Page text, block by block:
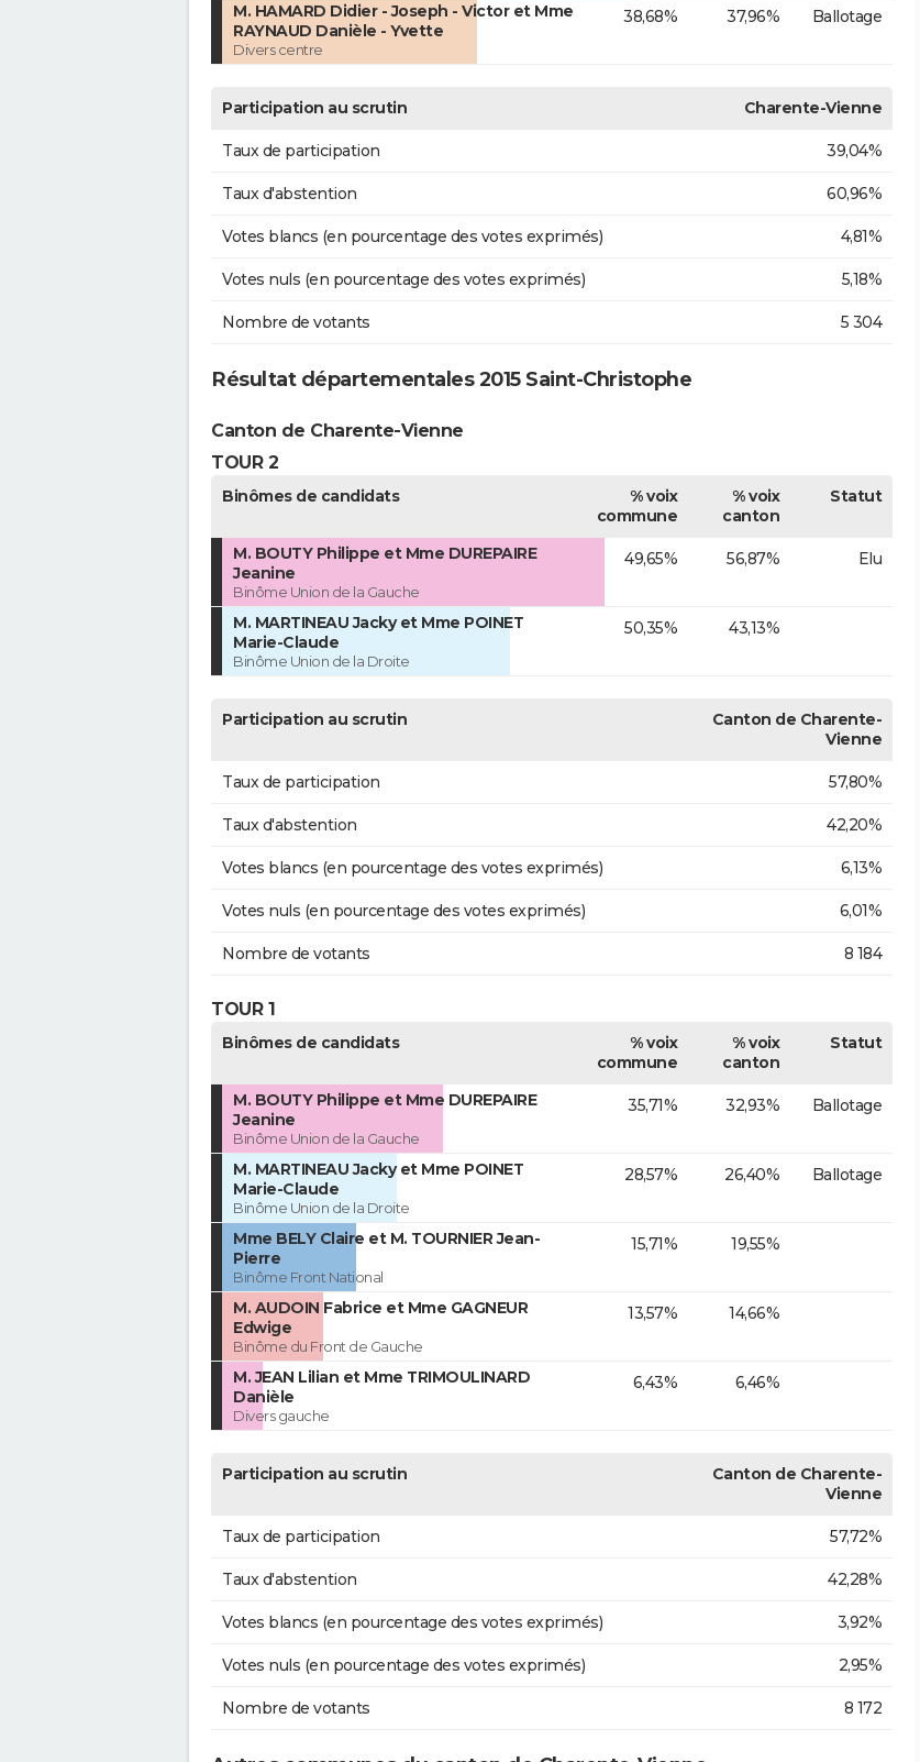
M. HAMARD Didier - Joseph - Victor et Mme
RAYNAUD Danièle - Yvette
Divers centre
38,68% 37,96% Ballotage
Participation au scrutin Charente-Vienne
Taux de participation 39,04%
Taux d'abstention 60,96%
Votes blancs (en pourcentage des votes exprimés) 4,81%
Votes nuls (en pourcentage des votes exprimés) 5,18%
Nombre de votants 5 304
Résultat départementales 2015 Saint-Christophe
Canton de Charente-Vienne
TOUR 2
Binômes de candidats
% voix
commune
% voix
canton
Statut
M. BOUTY Philippe et Mme DUREPAIRE
Jeanine
Binôme Union de la Gauche
49,65% 56,87% Elu
M. MARTINEAU Jacky et Mme POINET
Marie-Claude
Binôme Union de la Droite
50,35% 43,13%
Participation au scrutin
Canton de Charente-
Vienne
Taux de participation 57,80%
Taux d'abstention 42,20%
Votes blancs (en pourcentage des votes exprimés) 6,13%
Votes nuls (en pourcentage des votes exprimés) 6,01%
Nombre de votants 8 184
TOUR 1
Binômes de candidats
% voix
commune
% voix
canton
Statut
M. BOUTY Philippe et Mme DUREPAIRE
Jeanine
Binôme Union de la Gauche
35,71% 32,93% Ballotage
M. MARTINEAU Jacky et Mme POINET
Marie-Claude
Binôme Union de la Droite
28,57% 26,40% Ballotage
Mme BELY Claire et M. TOURNIER Jean-
Pierre
Binôme Front National
15,71% 19,55%
M. AUDOIN Fabrice et Mme GAGNEUR
Edwige
Binôme du Front de Gauche
13,57% 14,66%
M. JEAN Lilian et Mme TRIMOULINARD
Danièle
Divers gauche
6,43% 6,46%
Participation au scrutin
Canton de Charente-
Vienne
Taux de participation 57,72%
Taux d'abstention 42,28%
Votes blancs (en pourcentage des votes exprimés) 3,92%
Votes nuls (en pourcentage des votes exprimés) 2,95%
Nombre de votants 8 172